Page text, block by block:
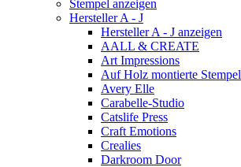
Stempel anzeigen
Hersteller A - J
Hersteller A - J anzeigen
AALL & CREATE
Art Impressions
Auf Holz montierte Stempel
Avery Elle
Carabelle-Studio
Catslife Press
Craft Emotions
Crealies
Darkroom Door